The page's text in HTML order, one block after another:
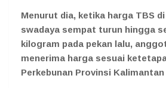
Menurut dia, ketika harga TBS
swadaya sempat turun hingga
kilogram pada pekan lalu,
menerima harga sesuai
Perkebunan Provinsi